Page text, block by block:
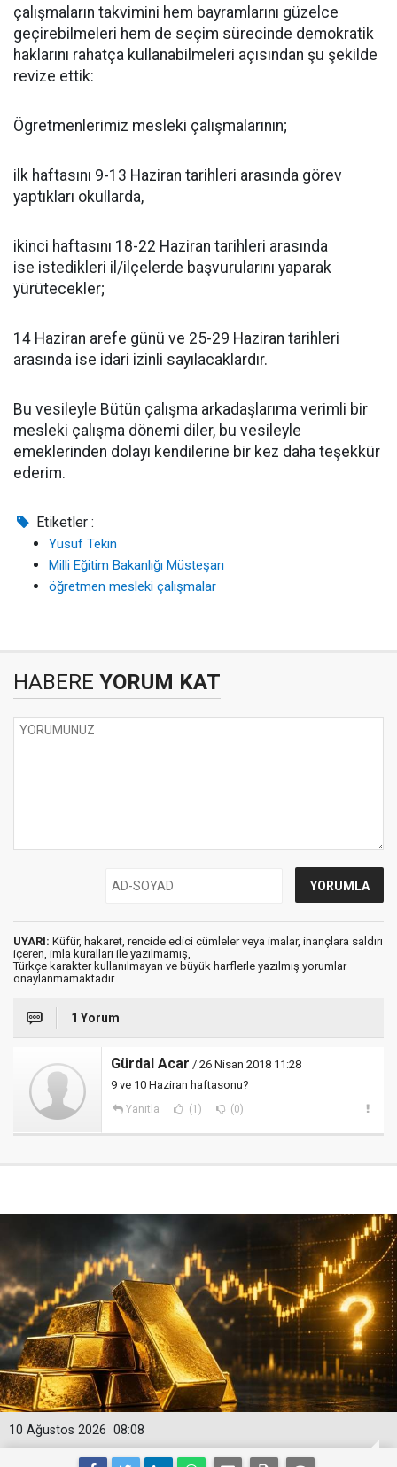
çalışmaların takvimini hem bayramlarını güzelce
geçirebilmeleri hem de seçim sürecinde demokratik
haklarını rahatça kullanabilmeleri açısından şu şekilde
revize ettik:
Ögretmenlerimiz mesleki çalışmalarının;
ilk haftasını 9-13 Haziran tarihleri arasında görev
yaptıkları okullarda,
ikinci haftasını 18-22 Haziran tarihleri arasında
ise istedikleri il/ilçelerde başvurularını yaparak
yürütecekler;
14 Haziran arefe günü ve 25-29 Haziran tarihleri
arasında ise idari izinli sayılacaklardır.
Bu vesileyle Bütün çalışma arkadaşlarıma verimli bir
mesleki çalışma dönemi diler, bu vesileyle
emeklerinden dolayı kendilerine bir kez daha teşekkür
ederim.
Etiketler :
Yusuf Tekin
Milli Eğitim Bakanlığı Müsteşarı
öğretmen mesleki çalışmalar
HABERE YORUM KAT
UYARI: Küfür, hakaret, rencide edici cümleler veya imalar, inançlara saldırı
içeren, imla kuralları ile yazılmamış,
Türkçe karakter kullanılmayan ve büyük harflerle yazılmış yorumlar
onaylanmamaktadır.
1 Yorum
Gürdal Acar / 26 Nisan 2018 11:28
9 ve 10 Haziran haftasonu?
Yanıtla (1) (0)
08:08
10 Ağustos 2026